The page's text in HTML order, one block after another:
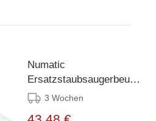
Numatic
Ersatzstaubsaugerbeutel
ref 604018 NVM-3AH
3 Wochen